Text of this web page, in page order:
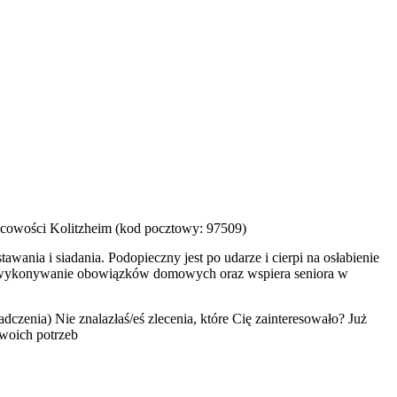
Kolitzheim (kod pocztowy: 97509)
i siadania. Podopieczny jest po udarze i cierpi na osłabienie
obowiązków domowych oraz wspiera seniora w
Nie znalazłaś/eś zlecenia, które Cię zainteresowało? Już
potrzeb